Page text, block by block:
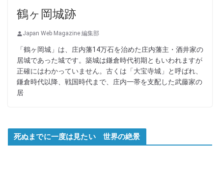
鶴ヶ岡城跡
Japan Web Magazine 編集部
「鶴ヶ岡城」は、庄内藩14万石を治めた庄内藩主・酒井家の
居城であった城です。築城は鎌倉時代初期ともいわれますが
正確にはわかっていません。古くは「大宝寺城」と呼ばれ、
鎌倉時代以降、戦国時代まで、庄内一帯を支配した武藤家の
居
死ぬまでに一度は見たい 世界の絶景